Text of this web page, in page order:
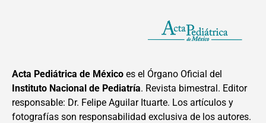
Acta Pediátrica de México es el Órgano Oficial del
Instituto Nacional de Pediatría. Revista bimestral. Editor
responsable: Dr. Felipe Aguilar Ituarte. Los artículos y
fotografías son responsabilidad exclusiva de los autores.